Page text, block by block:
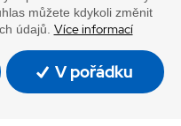
Europack
můžete kdykoli změnit
údajů. Více informací
V pořádku